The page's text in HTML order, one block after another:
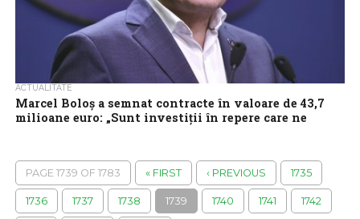
ACTUALITATE
Marcel Boloș a semnat contracte în valoare de 43,7
milioane euro: „Sunt investiții în repere care ne
semnate 27 contracte de finanțare pentru modernizarea și
reabilitarea unor situri turistice ce...
PAGE 1739 OF 1783 « FIRST ‹ PREVIOUS 1735
1736 1737 1738 1739 1740 1741 1742